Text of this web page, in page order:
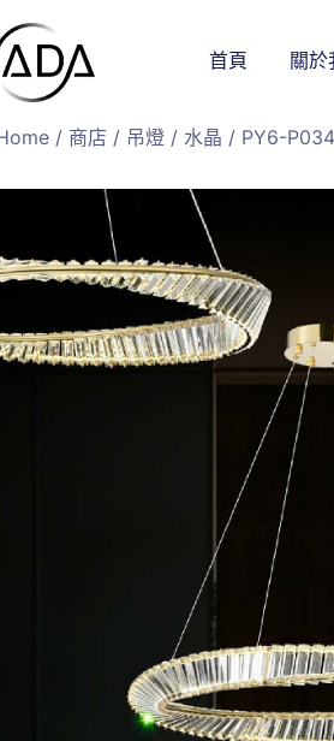
燈飾
燈飾企業行
首頁 關於
/ 商店 / 吊燈 / 水晶 / PY6-P034